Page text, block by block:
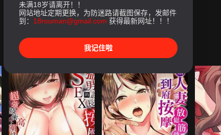
未满18岁请离开！！
网站地址定期更换，为防迷路请截图保存，发邮件
到： 18rouman@gmail.com 获得最新网址！！！
我记住啦